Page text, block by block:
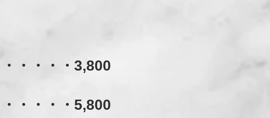
・・・・3,800
・・・・5,800